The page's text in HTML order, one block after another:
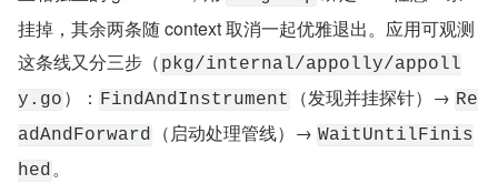
挂掉，其余两条随 context 取消一起优雅退出。应用可观测
这条线又分三步（ pkg/internal/appolly/appoll
y.go ）： FindAndInstrument （发现并挂探针）→ Re
adAndForward
（启动处理管线）→ WaitUntilFinis
hed。